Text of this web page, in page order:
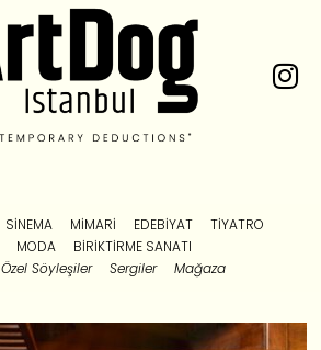
SINEMA MIMARI EDEBIYAT
TIYATRO
MODA
BIRIKTIRME SANATI
Özel Söyleşiler Sergiler Mağaza